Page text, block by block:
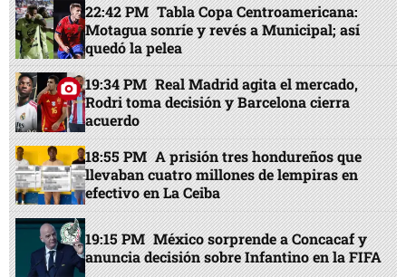
22:42 PM Tabla Copa Centroamericana:
Motagua sonríe y revés a Municipal; así
quedó la pelea
19:34 PM Real Madrid agita el mercado,
Rodri toma decisión y Barcelona cierra
acuerdo
18:55 PM A prisión tres hondureños que
llevaban cuatro millones de lempiras en
efectivo en La Ceiba
19:15 PM México sorprende a Concacaf y
anuncia decisión sobre Infantino en la FIFA